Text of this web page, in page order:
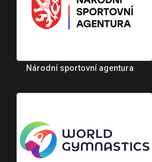
Národní sportovní agentura